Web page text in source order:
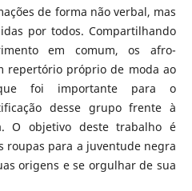
de forma não verbal, mas
por todos. Compartilhando
em comum, os afro-
repertório próprio de moda ao
foi importante para o
desse grupo frente à
O objetivo deste trabalho é
roupas para a juventude negra
origens e se orgulhar de sua